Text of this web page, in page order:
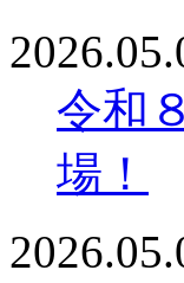
令和
場！